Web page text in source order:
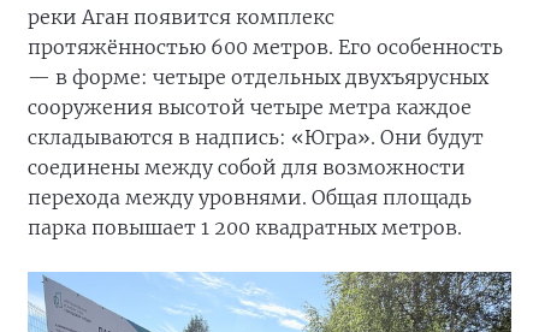
реки Аган появится комплекс
протяжённостью 600 метров. Его особенность
— в форме: четыре отдельных двухъярусных
сооружения высотой четыре метра каждое
складываются в надпись: «Югра». Они будут
соединены между собой для возможности
перехода между уровнями. Общая площадь
парка повышает 1 200 квадратных метров.